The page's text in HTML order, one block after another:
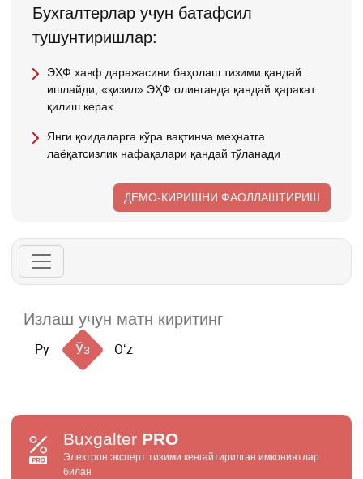
Бухгалтерлар учун батафсил
тушунтиришлар:
ЭҲФ хавф даражасини баҳолаш тизими қандай
ишлайди, «қизил» ЭҲФ олинганда қандай ҳаракат
қилиш керак
Янги қоидаларга кўра вақтинча меҳнатга
лаёқатсизлик нафақалари қандай тўланади
ДЕМО-КИРИШНИ ФАОЛЛАШТИРИШ
Ру Ўз Oʻz
Buxgalter PRO
Электрон эксперт тизими кенгайтирилган имкониятлар
билан